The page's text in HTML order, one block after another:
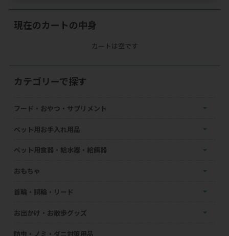
現在のカートの中身
カートは空です
カテゴリーで探す
フード・おやつ・サプリメント
ペット用お手入れ用品
ペット用食器・給水器・給餌器
おもちゃ
首輪・胴輪・リード
お出かけ・お散歩グッズ
防虫・ノミ・ダニ対策用品